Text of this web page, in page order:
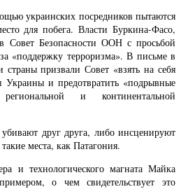
украинских посредников пытаются
для побега. Власти Буркина-Фасо,
Совет Безопасности ООН с просьбой
«поддержку терроризма». В письме в
призвали Совет «взять на себя
Украины и предотвратить «подрывные
и континентальной
друг друга, либо инсценируют
места, как Патагония.
и технологического магната Майка
о чем свидетельствует это